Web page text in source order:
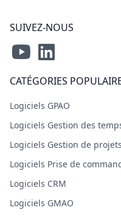
SUIVEZ-NOUS
CATÉGORIES
Logiciels GPAO
Logiciels Gestion des
Logiciels Gestion de projets
Logiciels Prise de
Logiciels CRM
Logiciels GMAO